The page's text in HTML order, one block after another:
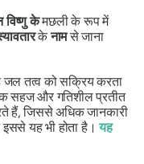
विष्णु केमछली के रूप में
केनामसे जाना
जल तत्व को सक्रिय करता
सहज और गतिशील प्रतीत
हैं, जिससे अधिक जानकारी
इससे यह भी होता है।यह